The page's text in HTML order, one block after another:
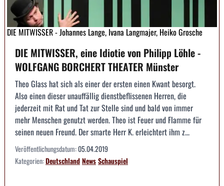
DIE MITWISSER - Johannes Lange, Ivana Langmajer, Heiko Grosche
DIE MITWISSER, eine Idiotie von Philipp Löhle -
WOLFGANG BORCHERT THEATER Münster
Theo Glass hat sich als einer der ersten einen Kwant besorgt.
Also einen dieser unauffällig dienstbeflissenen Herren, die
jederzeit mit Rat und Tat zur Stelle sind und bald von immer
mehr Menschen genutzt werden. Theo ist Feuer und Flamme für
seinen neuen Freund. Der smarte Herr K. erleichtert ihm z...
Veröffentlichungsdatum:05.04.2019
Kategorien:DeutschlandNewsSchauspiel